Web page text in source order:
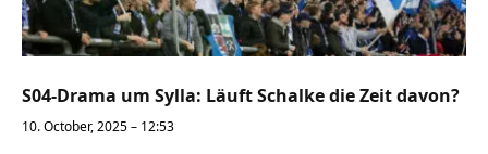
S04-Drama um Sylla: Läuft Schalke die Zeit davon?
10. October, 2025 – 12:53